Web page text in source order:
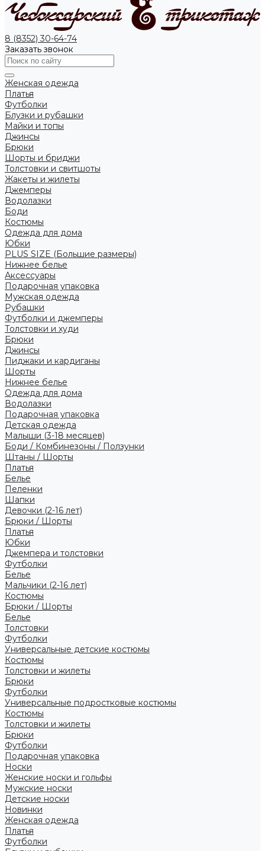
8 (8352) 30-64-74
Заказать звонок
Женская одежда
Платья
Футболки
Блузки и рубашки
Майки и топы
Джинсы
Брюки
Шорты и бриджи
Толстовки и свитшоты
Жакеты и жилеты
Джемперы
Водолазки
Боди
Костюмы
Одежда для дома
Юбки
PLUS SIZE (Большие размеры)
Нижнее белье
Аксессуары
Подарочная упаковка
Мужская одежда
Рубашки
Футболки и джемперы
Толстовки и худи
Брюки
Джинсы
Пиджаки и кардиганы
Шорты
Нижнее белье
Одежда для дома
Водолазки
Подарочная упаковка
Детская одежда
Малыши (3-18 месяцев)
Боди / Комбинезоны / Ползунки
Штаны / Шорты
Платья
Белье
Пеленки
Шапки
Девочки (2-16 лет)
Брюки / Шорты
Платья
Юбки
Джемпера и толстовки
Футболки
Белье
Мальчики (2-16 лет)
Костюмы
Брюки / Шорты
Белье
Толстовки
Футболки
Универсальные детские костюмы
Костюмы
Толстовки и жилеты
Брюки
Футболки
Универсальные подростковые костюмы
Костюмы
Толстовки и жилеты
Брюки
Футболки
Подарочная упаковка
Носки
Женские носки и гольфы
Мужские носки
Детские носки
Новинки
Женская одежда
Платья
Футболки